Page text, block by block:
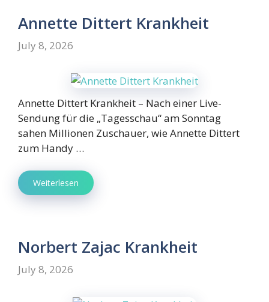
Annette Dittert Krankheit
July 8, 2026
Annette Dittert Krankheit – Nach einer Live-
Sendung für die „Tagesschau“ am Sonntag
sahen Millionen Zuschauer, wie Annette Dittert
zum Handy …
Weiterlesen
Norbert Zajac Krankheit
July 8, 2026